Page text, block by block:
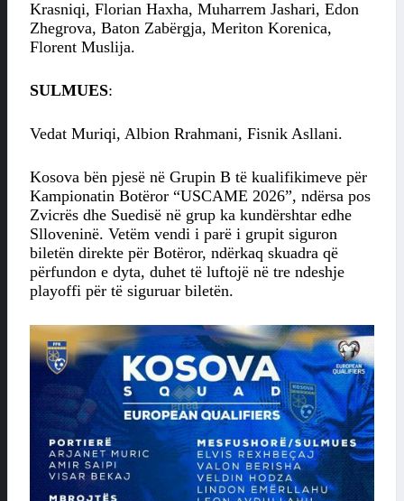
Krasniqi, Florian Haxha, Muharrem Jashari, Edon
Zhegrova, Baton Zabërgja, Meriton Korenica,
Florent Muslija.
SULMUES:
Vedat Muriqi, Albion Rrahmani, Fisnik Asllani.
Kosova bën pjesë në Grupin B të kualifikimeve për
Kampionatin Botëror “USCAME 2026”, ndërsa pos
Zvicrës dhe Suedisë në grup ka kundërshtar edhe
Slloveninë. Vetëm vendi i parë i grupit siguron
biletën direkte për Botëror, ndërkaq skuadra që
përfundon e dyta, duhet të luftojë në tre ndeshje
playoffi për të siguruar biletën.